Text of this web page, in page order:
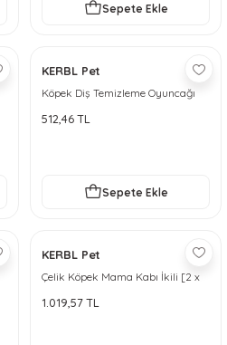
Sepete Ekle
KERBL Pet
Köpek Diş Temizleme Oyuncağı
512,46 TL
Sepete Ekle
KERBL Pet
Çelik Köpek Mama Kabı İkili [2 x
1.019,57 TL